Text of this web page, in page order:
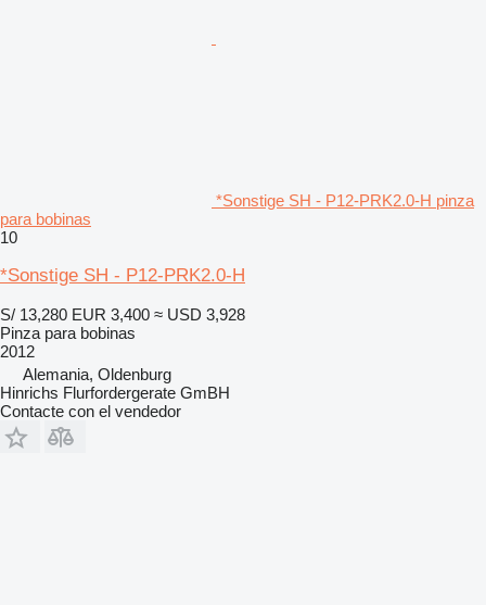
*Sonstige SH - P12-PRK2.0-H pinza
para bobinas
10
*Sonstige SH - P12-PRK2.0-H
S/ 13,280 EUR 3,400 ≈ USD 3,928
Pinza para bobinas
2012
Alemania, Oldenburg
Hinrichs Flurfordergerate GmBH
Contacte con el vendedor